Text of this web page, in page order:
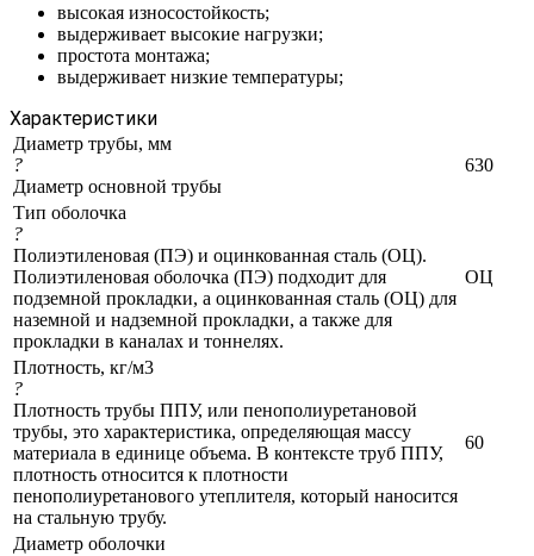
высокая износостойкость;
выдерживает высокие нагрузки;
простота монтажа;
выдерживает низкие температуры;
Характеристики
Диаметр трубы, мм
?
Диаметр основной трубы
630
Тип оболочка
?
Полиэтиленовая (ПЭ) и оцинкованная сталь (ОЦ).
Полиэтиленовая оболочка (ПЭ) подходит для
подземной прокладки, а оцинкованная сталь (ОЦ) для
наземной и надземной прокладки, а также для
прокладки в каналах и тоннелях.
ОЦ
Плотность, кг/м3
?
Плотность трубы ППУ, или пенополиуретановой
трубы, это характеристика, определяющая массу
материала в единице объема. В контексте труб ППУ,
плотность относится к плотности
пенополиуретанового утеплителя, который наносится
на стальную трубу.
60
Диаметр оболочки